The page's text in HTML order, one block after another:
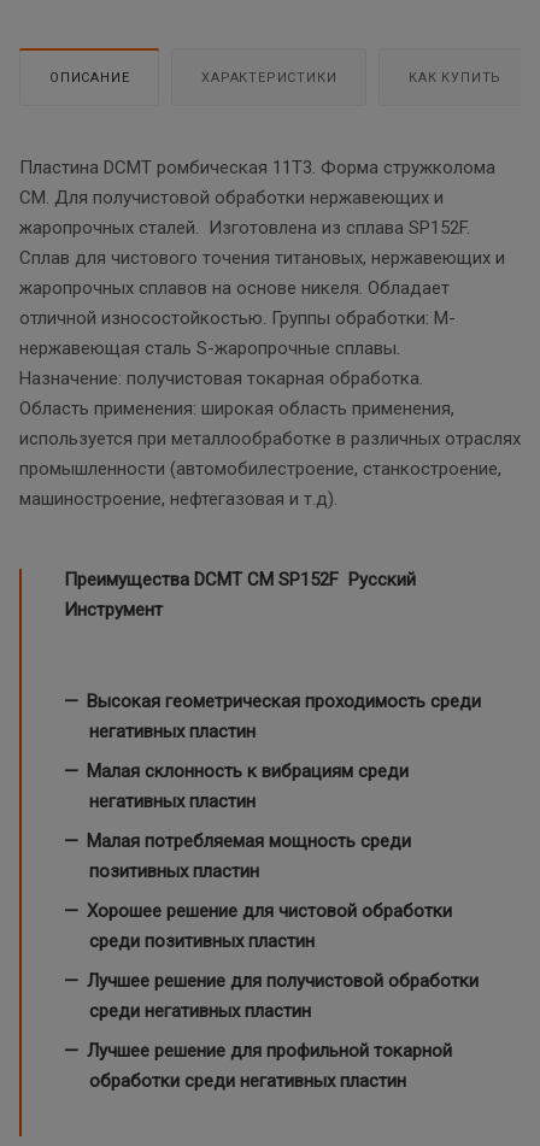
ОПИСАНИЕ ХАРАКТЕРИСТИКИ КАК КУПИТЬ
Пластина DCMT ромбическая 11T3. Форма стружколома
CM. Для получистовой обработки нержавеющих и
жаропрочных сталей. Изготовлена из сплава SP152F.
Сплав для чистового точения титановых, нержавеющих и
жаропрочных сплавов на основе никеля. Обладает
отличной износостойкостью. Группы обработки: М-
нержавеющая сталь S-жаропрочные сплавы.
Назначение: получистовая токарная обработка.
Область применения: широкая область применения,
используется при металлообработке в различных отраслях
промышленности (автомобилестроение, станкостроение,
машиностроение, нефтегазовая и т.д).
Преимущества DCMT CM SP152F Русский
Инструмент
Высокая геометрическая проходимость среди
негативных пластин
Малая склонность к вибрациям среди
негативных пластин
Малая потребляемая мощность среди
позитивных пластин
Хорошее решение для чистовой обработки
среди позитивных пластин
Лучшее решение для получистовой обработки
среди негативных пластин
Лучшее решение для профильной токарной
обработки среди негативных пластин